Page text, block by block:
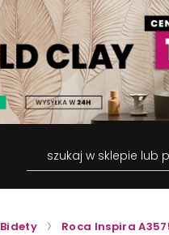
szukaj w sklepie lub
Bidety Roca Inspira